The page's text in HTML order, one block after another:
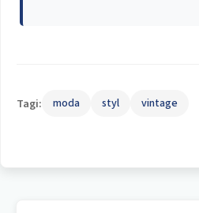
Tagi: moda styl vintage